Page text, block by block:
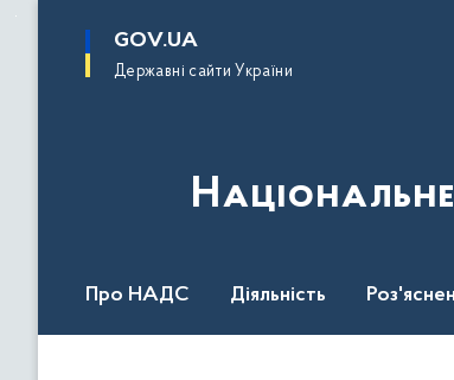
основного
GOV.UA
Державні сайти України
Про НАДС Діяльність